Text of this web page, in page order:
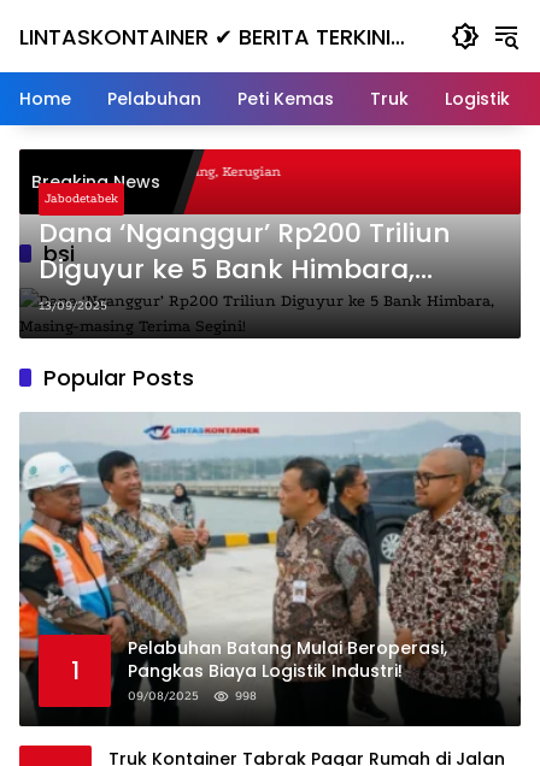
LINTASKONTAINER ✔ BERITA TERKINI
KONTAINER TERBARU HARI INI
Home Pelabuhan Peti Kemas Truk Logistik
Breaking News
Nanjak, Masuk ke Jurang, Kerugian
bsi
Jabodetabek
Dana ‘Nganggur’ Rp200 Triliun
Diguyur ke 5 Bank Himbara,
Masing-masing Terima Segini!
13/09/2025
Popular Posts
1
Pelabuhan Batang Mulai Beroperasi,
Pangkas Biaya Logistik Industri!
09/08/2025 998
Truk Kontainer Tabrak Pagar Rumah di Jalan